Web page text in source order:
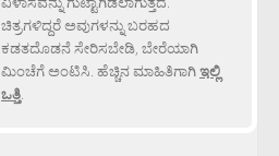
ಚಿತ್ರಗಳಿದ್ದರೆ ಅವುಗಳನ್ನು ಬರಹದ
ಕಡತದೊಡನೆ ಸೇರಿಸಬೇಡಿ, ಬೇರೆಯಾಗಿ
ಮಿಂಚೆಗೆ ಅಂಟಿಸಿ. ಹೆಚ್ಚಿನ ಮಾಹಿತಿಗಾಗಿಇಲ್ಲಿ
ಒತ್ತಿ.